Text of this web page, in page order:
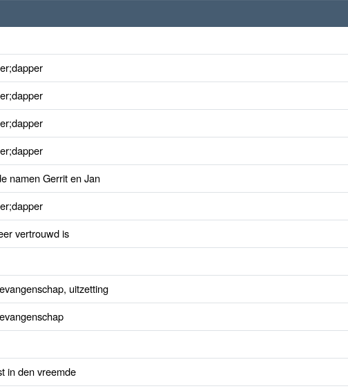
namen Gerrit en Jan
vertrouwd is
uitzetting
in den vreemde